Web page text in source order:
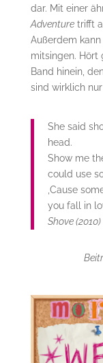
dar. Mit einer
Adventuretrifft
Außerdem
mitsingen. Hört
Band hinein,
sind wirklich
She said
head.
Show me
could use
‚Cause
you fall in
Shove (2010)